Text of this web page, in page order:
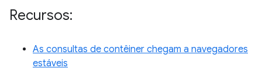
Recursos:
As consultas de contêiner chegam a navegadores
estáveis